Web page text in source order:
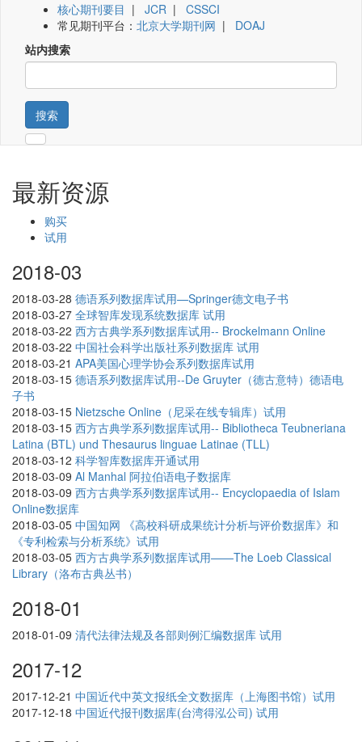
核心期刊要目 | JCR | CSSCI
常见期刊平台： 北京大学期刊网 | DOAJ
站内搜索
搜索
最新资源
购买
试用
2018-03
2018-03-28 德语系列数据库试用—Springer德文电子书
2018-03-27 全球智库发现系统数据库 试用
2018-03-22 西方古典学系列数据库试用-- Brockelmann Online
2018-03-22 中国社会科学出版社系列数据库 试用
2018-03-21 APA美国心理学协会系列数据库试用
2018-03-15 德语系列数据库试用--De Gruyter（德古意特）德语电
子书
2018-03-15 Nietzsche Online（尼采在线专辑库）试用
2018-03-15 西方古典学系列数据库试用-- Bibliotheca Teubneriana
Latina (BTL) und Thesaurus linguae Latinae (TLL)
2018-03-12 科学智库数据库开通试用
2018-03-09 Al Manhal 阿拉伯语电子数据库
2018-03-09 西方古典学系列数据库试用-- Encyclopaedia of Islam
Online数据库
2018-03-05 中国知网 《高校科研成果统计分析与评价数据库》和
《专利检索与分析系统》试用
2018-03-05 西方古典学系列数据库试用——The Loeb Classical
Library（洛布古典丛书）
2018-01
2018-01-09 清代法律法规及各部则例汇编数据库 试用
2017-12
2017-12-21 中国近代中英文报纸全文数据库（上海图书馆）试用
2017-12-18 中国近代报刊数据库(台湾得泓公司) 试用